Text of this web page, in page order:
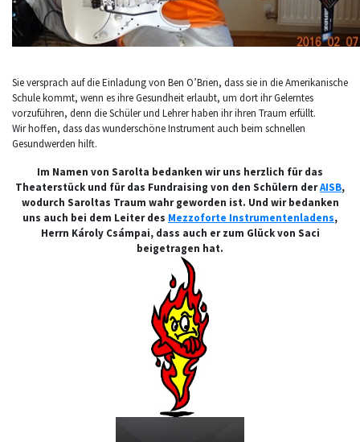
Sie versprach auf die Einladung von Ben O’Brien, dass sie in die Amerikanische
Schule kommt, wenn es ihre Gesundheit erlaubt, um dort ihr Gelerntes
vorzuführen, denn die Schüler und Lehrer haben ihr ihren Traum erfüllt.
Wir hoffen, dass das wunderschöne Instrument auch beim schnellen
Gesundwerden hilft.
Im Namen von Sarolta bedanken wir uns herzlich für das
Theaterstück und für das Fundraising von den Schülern derAISB,
wodurch Saroltas Traum wahr geworden ist. Und wir bedanken
uns auch bei dem Leiter des Mezzoforte Instrumentenladens,
Herrn Károly Csámpai, dass auch er zum Glück von Saci
beigetragen hat.